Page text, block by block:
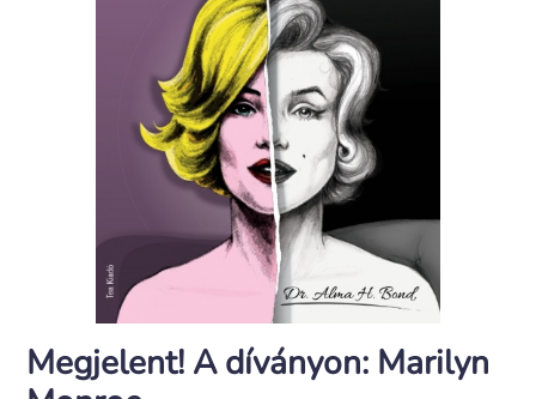
Megjelent! A díványon: Marilyn